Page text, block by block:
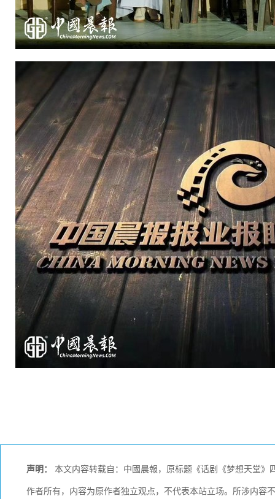
声明： 本文内容转载自：中國晨報，原标题《话剧《梦想天堂
作者所有，内容为原作者独立观点，不代表本站立场。所涉内容